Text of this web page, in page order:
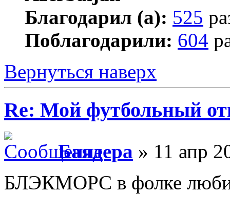
Благодарил (а): 525
Поблагодарили: 604
Вернуться наверх
Re: Мой футбольный
Баядера » 11 апр
БЛЭКМОРС в фолке